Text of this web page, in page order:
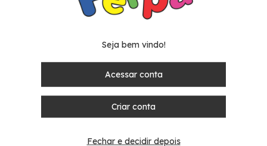
Leves e confortáveis, nossa linha de pantufas 2D conta com diversas
O solado Ferpa em EVA é nosso diferencial, por ser mais resistente que
Parte externa e interna: Pelúcia toque suave
Seja bem vindo!
Acessar conta
Criar conta
Fechar e decidir depois